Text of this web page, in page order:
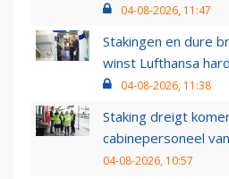
04-08-2026, 11:47
Stakingen en dure
winst Lufthansa
04-08-2026, 11:38
Staking dreigt
cabinepersoneel
04-08-2026, 10:57